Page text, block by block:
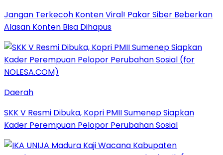
Jangan Terkecoh Konten Viral! Pakar Siber Beberkan
Alasan Konten Bisa Dihapus
Daerah
SKK V Resmi Dibuka, Kopri PMII Sumenep Siapkan
Kader Perempuan Pelopor Perubahan Sosial